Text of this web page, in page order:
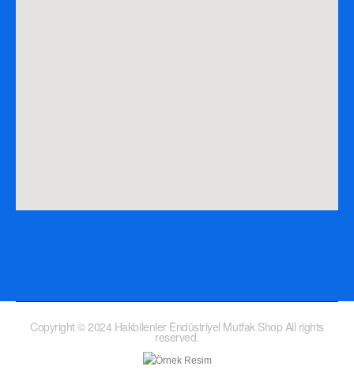
Copyright © 2024 Hakbilenler Endüstriyel Mutfak Shop All rights
reserved.